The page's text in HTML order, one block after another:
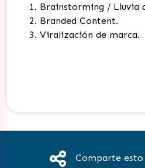
Brainstorming / Lluvia
Branded Content.
Viralización de marca.
Comparte esto